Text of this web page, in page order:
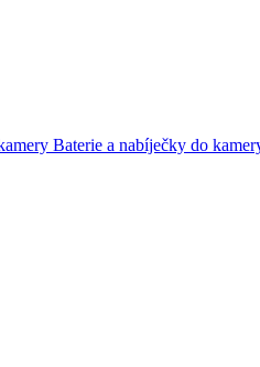
Baterie a nabíječky do